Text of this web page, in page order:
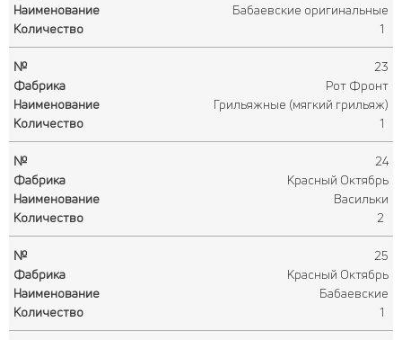
Бабаевские оригинальные
1
23
Рот Фронт
Грильяжные (мягкий грильяж)
1
24
Красный Октябрь
Васильки
2
25
Красный Октябрь
Бабаевские
1